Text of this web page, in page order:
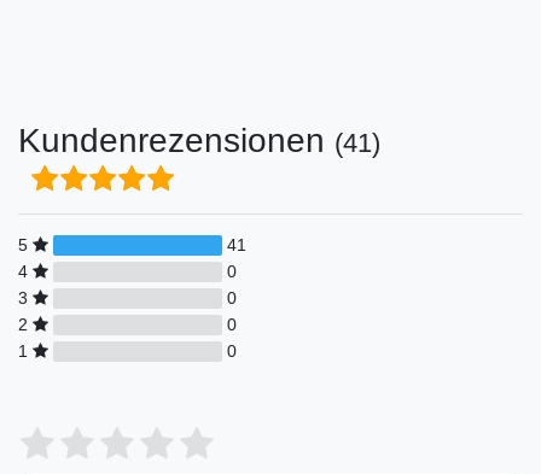
Kundenrezensionen (41)
5
41
4
0
3
0
2
0
1
0
Bewertungssterne
4
3
2
1